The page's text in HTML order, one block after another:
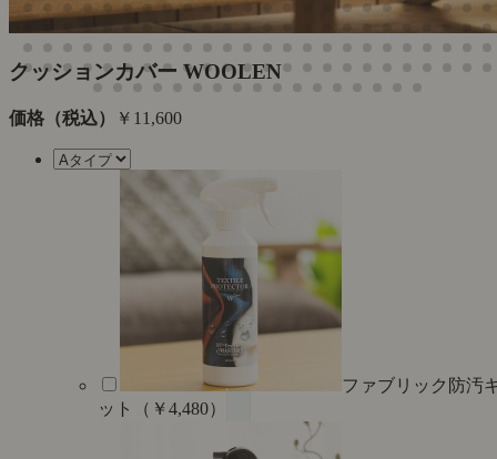
クッションカバー WOOLEN
価格（税込） ￥11,600
ファブリック防汚
ット（￥4,480）